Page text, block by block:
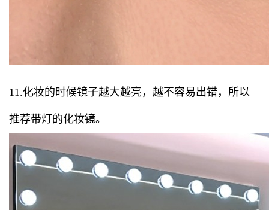
11.化妆的时候镜子越大越亮，越不容易出错，所以
推荐带灯的化妆镜。